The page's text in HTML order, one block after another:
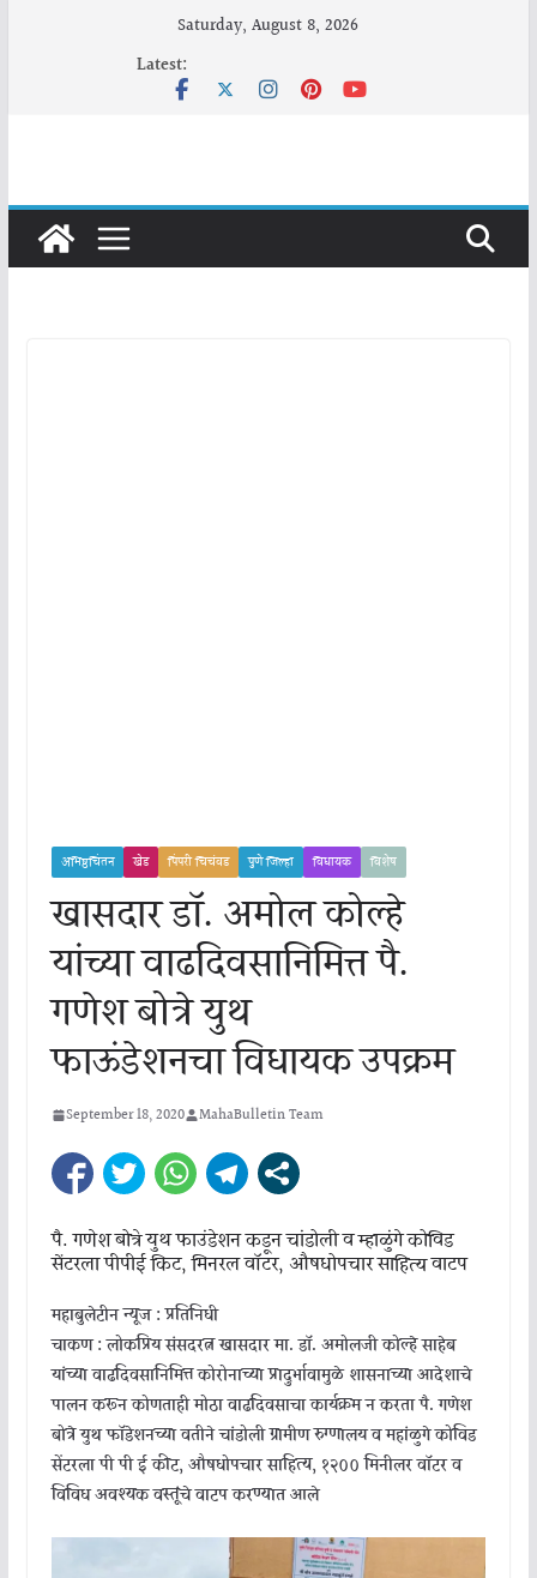
Saturday, August 8, 2026
Latest:
अभिष्ठचिंतन खेड पिंपरी चिचंवड पुणे जिल्हा विधायक विशेष
खासदार डॉ. अमोल कोल्हे
यांच्या वाढदिवसानिमित्त पै.
गणेश बोत्रे युथ
फाऊंडेशनचा विधायक उपक्रम
September 18, 2020 MahaBulletin Team
पै. गणेश बोत्रे युथ फाउंडेशन कडून चांडोली व म्हाळुंगे कोविड
सेंटरला पीपीई किट, मिनरल वॉटर, औषधोपचार साहित्य वाटप
महाबुलेटीन न्यूज : प्रतिनिधी
चाकण : लोकप्रिय संसदरत्न खासदार मा. डॉ. अमोलजी कोल्हे साहेब
यांच्या वाढदिवसानिमित्त कोरोनाच्या प्रादुर्भावामुळे शासनाच्या आदेशाचे
पालन करून कोणताही मोठा वाढदिवसाचा कार्यक्रम न करता पै. गणेश
बोत्रे युथ फाॅडेशनच्या वतीने चांडोली ग्रामीण रुग्णालय व महांळुगे कोविड
सेंटरला पी पी ई कीट, औषधोपचार साहित्य, १२०० मिनीलर वाॅटर व
विविध अवश्यक वस्तूंचे वाटप करण्यात आले